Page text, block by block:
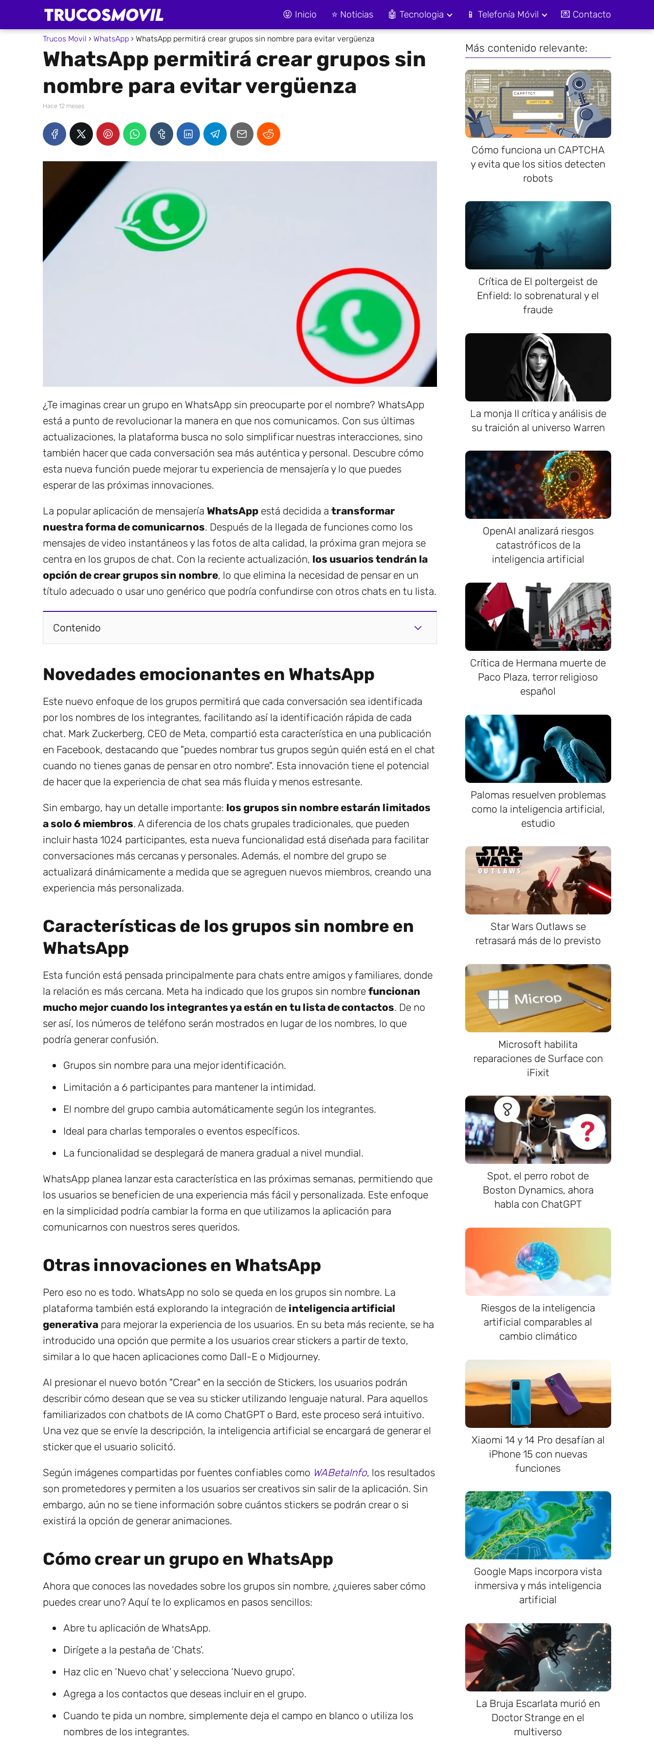
😝 Inicio ⭐ Noticias 🤖 Tecnologia 📱 Telefonía Móvil 💌 Contacto
Trucos Movil WhatsApp WhatsApp permitirá crear grupos sin nombre para evitar vergüenza
WhatsApp permitirá crear grupos sin
nombre para evitar vergüenza
hace 12 meses
¿Te imaginas crear un grupo en WhatsApp sin preocuparte por el nombre? WhatsApp
está a punto de revolucionar la manera en que nos comunicamos. Con sus últimas
actualizaciones, la plataforma busca no solo simplificar nuestras interacciones, sino
también hacer que cada conversación sea más auténtica y personal. Descubre cómo
esta nueva función puede mejorar tu experiencia de mensajería y lo que puedes
esperar de las próximas innovaciones.
La popular aplicación de mensajería WhatsApp está decidida a transformar
nuestra forma de comunicarnos. Después de la llegada de funciones como los
mensajes de video instantáneos y las fotos de alta calidad, la próxima gran mejora se
centra en los grupos de chat. Con la reciente actualización, los usuarios tendrán la
opción de crear grupos sin nombre, lo que elimina la necesidad de pensar en un
título adecuado o usar uno genérico que podría confundirse con otros chats en tu lista.
Contenido
Novedades emocionantes en WhatsApp
Este nuevo enfoque de los grupos permitirá que cada conversación sea identificada
por los nombres de los integrantes, facilitando así la identificación rápida de cada
chat. Mark Zuckerberg, CEO de Meta, compartió esta característica en una publicación
en Facebook, destacando que "puedes nombrar tus grupos según quién está en el chat
cuando no tienes ganas de pensar en otro nombre". Esta innovación tiene el potencial
de hacer que la experiencia de chat sea más fluida y menos estresante.
Sin embargo, hay un detalle importante: los grupos sin nombre estarán limitados
a solo 6 miembros. A diferencia de los chats grupales tradicionales, que pueden
incluir hasta 1024 participantes, esta nueva funcionalidad está diseñada para facilitar
conversaciones más cercanas y personales. Además, el nombre del grupo se
actualizará dinámicamente a medida que se agreguen nuevos miembros, creando una
experiencia más personalizada.
Características de los grupos sin nombre en
WhatsApp
Esta función está pensada principalmente para chats entre amigos y familiares, donde
la relación es más cercana. Meta ha indicado que los grupos sin nombre funcionan
mucho mejor cuando los integrantes ya están en tu lista de contactos. De no
ser así, los números de teléfono serán mostrados en lugar de los nombres, lo que
podría generar confusión.
Grupos sin nombre para una mejor identificación.
Limitación a 6 participantes para mantener la intimidad.
El nombre del grupo cambia automáticamente según los integrantes.
Ideal para charlas temporales o eventos específicos.
La funcionalidad se desplegará de manera gradual a nivel mundial.
WhatsApp planea lanzar esta característica en las próximas semanas, permitiendo que
los usuarios se beneficien de una experiencia más fácil y personalizada. Este enfoque
en la simplicidad podría cambiar la forma en que utilizamos la aplicación para
comunicarnos con nuestros seres queridos.
Otras innovaciones en WhatsApp
Pero eso no es todo. WhatsApp no solo se queda en los grupos sin nombre. La
plataforma también está explorando la integración de inteligencia artificial
generativa para mejorar la experiencia de los usuarios. En su beta más reciente, se ha
introducido una opción que permite a los usuarios crear stickers a partir de texto,
similar a lo que hacen aplicaciones como Dall-E o Midjourney.
Al presionar el nuevo botón "Crear" en la sección de Stickers, los usuarios podrán
describir cómo desean que se vea su sticker utilizando lenguaje natural. Para aquellos
familiarizados con chatbots de IA como ChatGPT o Bard, este proceso será intuitivo.
Una vez que se envíe la descripción, la inteligencia artificial se encargará de generar el
sticker que el usuario solicitó.
Según imágenes compartidas por fuentes confiables como WABetaInfo, los resultados
son prometedores y permiten a los usuarios ser creativos sin salir de la aplicación. Sin
embargo, aún no se tiene información sobre cuántos stickers se podrán crear o si
existirá la opción de generar animaciones.
Cómo crear un grupo en WhatsApp
Ahora que conoces las novedades sobre los grupos sin nombre, ¿quieres saber cómo
puedes crear uno? Aquí te lo explicamos en pasos sencillos:
Abre tu aplicación de WhatsApp.
Dirígete a la pestaña de ‘Chats’.
Haz clic en ‘Nuevo chat’ y selecciona ‘Nuevo grupo’.
Agrega a los contactos que deseas incluir en el grupo.
Cuando te pida un nombre, simplemente deja el campo en blanco o utiliza los
nombres de los integrantes.
Más contenido relevante:
Cómo funciona un CAPTCHA
y evita que los sitios detecten
robots
Crítica de El poltergeist de
Enfield: lo sobrenatural y el
fraude
La monja II crítica y análisis de
su traición al universo Warren
OpenAI analizará riesgos
catastróficos de la
inteligencia artificial
Crítica de Hermana muerte de
Paco Plaza, terror religioso
español
Palomas resuelven problemas
como la inteligencia artificial,
estudio
Star Wars Outlaws se
retrasará más de lo previsto
Microsoft habilita
reparaciones de Surface con
iFixit
Spot, el perro robot de
Boston Dynamics, ahora
habla con ChatGPT
Riesgos de la inteligencia
artificial comparables al
cambio climático
Xiaomi 14 y 14 Pro desafían al
iPhone 15 con nuevas
funciones
Google Maps incorpora vista
inmersiva y más inteligencia
artificial
La Bruja Escarlata murió en
Doctor Strange en el
multiverso